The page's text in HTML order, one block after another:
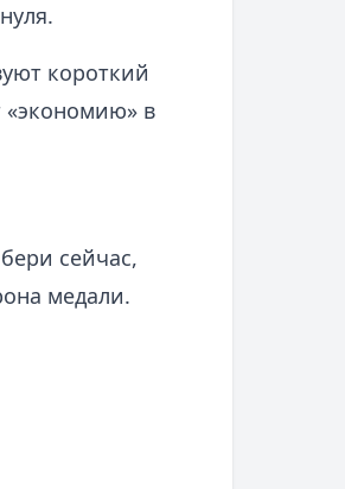
короткий
«экономию» в
сейчас,
медали.